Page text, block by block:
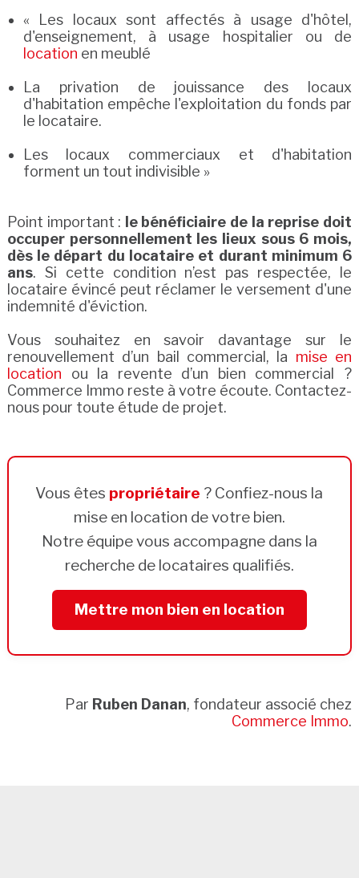
« Les locaux sont affectés à usage d'hôtel,
d'enseignement, à usage hospitalier ou de
location en meublé
La privation de jouissance des locaux
d'habitation empêche l'exploitation du fonds par
le locataire.
Les locaux commerciaux et d'habitation
forment un tout indivisible »
Point important : le bénéficiaire de la reprise doit
occuper personnellement les lieux sous 6 mois,
dès le départ du locataire et durant minimum 6
ans. Si cette condition n’est pas respectée, le
locataire évincé peut réclamer le versement d'une
indemnité d'éviction.
Vous souhaitez en savoir davantage sur le
renouvellement d’un bail commercial, la mise en
location ou la revente d’un bien commercial ?
Commerce Immo reste à votre écoute. Contactez-
nous pour toute étude de projet.
Vous êtes propriétaire ? Confiez-nous la
mise en location de votre bien.
Notre équipe vous accompagne dans la
recherche de locataires qualifiés.
Mettre mon bien en location
Par Ruben Danan, fondateur associé chez
Commerce Immo.